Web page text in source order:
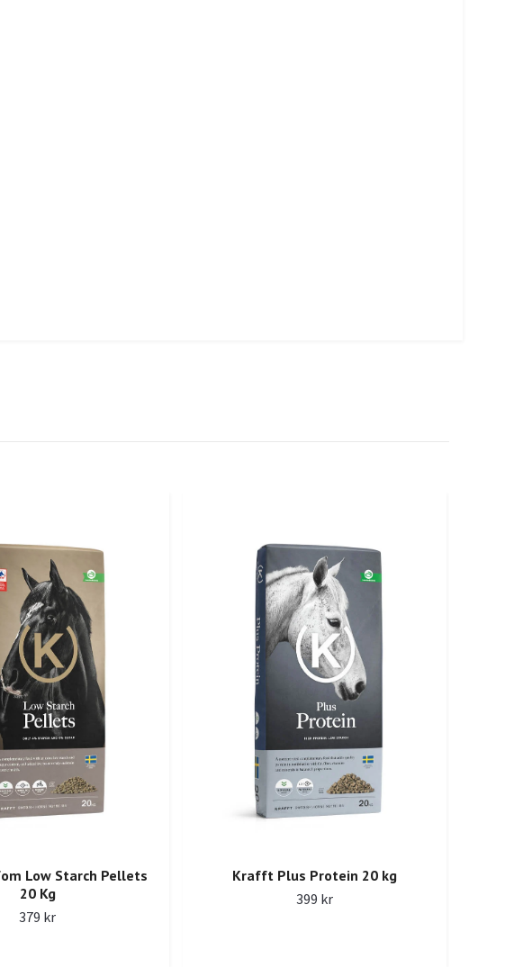
Low Starch Pellets
20 Kg
379 kr
Krafft Plus Protein 20 kg
399 kr